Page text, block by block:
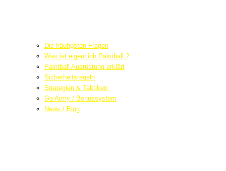
Die häufigsten Fragen
Was ist eigentlich Paintball ?
Paintball Ausrüstung erklärt
Sicherheitsregeln
Strategien & Taktiken
Go Army / Bonussystem
News / Blog